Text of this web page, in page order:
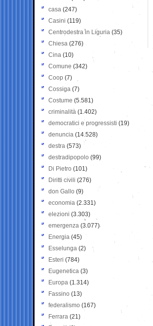
casa (247)
Casini (119)
Centrodestra in Liguria (35)
Chiesa (276)
Cina (10)
Comune (342)
Coop (7)
Cossiga (7)
Costume (5.581)
criminalità (1.402)
democratici e progressisti (19)
denuncia (14.528)
destra (573)
destradipopolo (99)
Di Pietro (101)
Diritti civili (276)
don Gallo (9)
economia (2.331)
elezioni (3.303)
emergenza (3.077)
Energia (45)
Esselunga (2)
Esteri (784)
Eugenetica (3)
Europa (1.314)
Fassino (13)
federalismo (167)
Ferrara (21)